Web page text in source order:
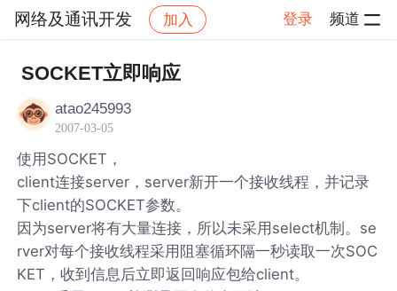
网络及通讯开发 加入 登录 频道
社区 网络及通讯开发
SOCKET立即响应
atao245993
2007-03-05
使用SOCKET，
client连接server，server新开一个接收线程，并记录
下client的SOCKET参数。
因为server将有大量连接，所以未采用select机制。se
rver对每个接收线程采用阻塞循环隔一秒读取一次SOC
KET，收到信息后立即返回响应包给client。